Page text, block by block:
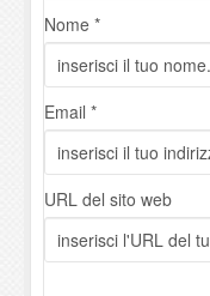
Nome *
Email *
URL del sito web